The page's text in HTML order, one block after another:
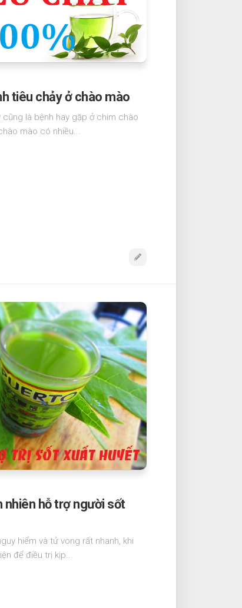
tiêu chảy ở chào mào
là bệnh hay gặp ở chim chào
mào có nhiều...
nhiên hỗ trợ người sốt
hiểm và tử vong rất nhanh, khi
để điều trị kịp...